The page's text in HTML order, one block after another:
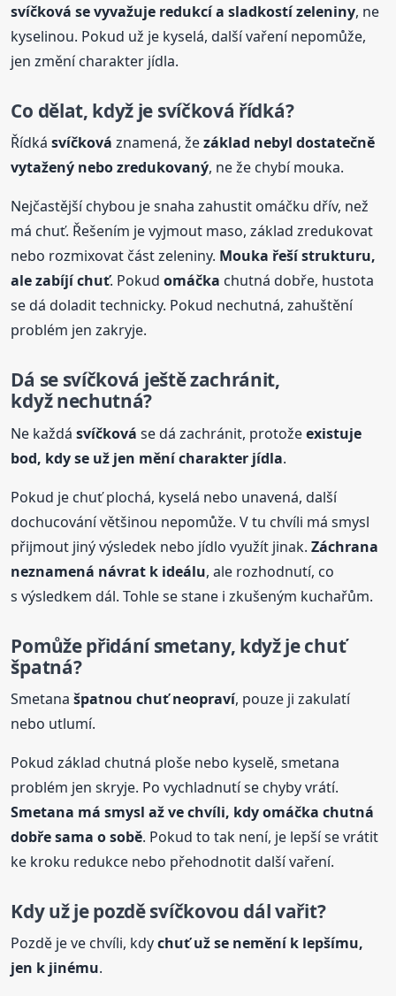
svíčková se vyvažuje redukcí a sladkostí zeleniny, ne
kyselinou. Pokud už je kyselá, další vaření nepomůže,
jen změní charakter jídla.
Co dělat, když je svíčková řídká?
Řídkásvíčková znamená, žezáklad nebyl dostatečně
vytažený nebo zredukovaný, ne že chybí mouka.
Nejčastější chybou je snaha zahustit omáčku dřív, než
má chuť. Řešením je vyjmout maso, základ zredukovat
nebo rozmixovat část zeleniny. Mouka řeší strukturu,
ale zabíjí chuť. Pokudomáčka chutná dobře, hustota
se dá doladit technicky. Pokud nechutná, zahuštění
problém jen zakryje.
Dá se svíčková ještě zachránit,
když nechutná?
Ne každásvíčková se dá zachránit, protožeexistuje
bod, kdy se už jen mění charakter jídla.
Pokud je chuť plochá, kyselá nebo unavená, další
dochucování většinou nepomůže. V tu chvíli má smysl
přijmout jiný výsledek nebo jídlo využít jinak.Záchrana
neznamená návrat k ideálu, ale rozhodnutí, co
s výsledkem dál. Tohle se stane i zkušeným kuchařům.
Pomůže přidání smetany, když je chuť
špatná?
Smetanašpatnou chuť neopraví, pouze ji zakulatí
nebo utlumí.
Pokud základ chutná ploše nebo kyselě, smetana
problém jen skryje. Po vychladnutí se chyby vrátí.
Smetana má smysl až ve chvíli, kdyomáčka chutná
dobře sama o sobě. Pokud to tak není, je lepší se vrátit
ke kroku redukce nebo přehodnotit další vaření.
Kdy už je pozdě svíčkovou dál vařit?
Pozdě je ve chvíli, kdychuť už se nemění k lepšímu,
jen k jinému.